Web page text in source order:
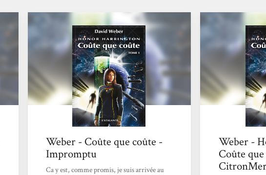
Weber - Coûte que coûte -
Impromptu
Ca y est, comme promis, je suis arrivée au
Weber -
Coûte